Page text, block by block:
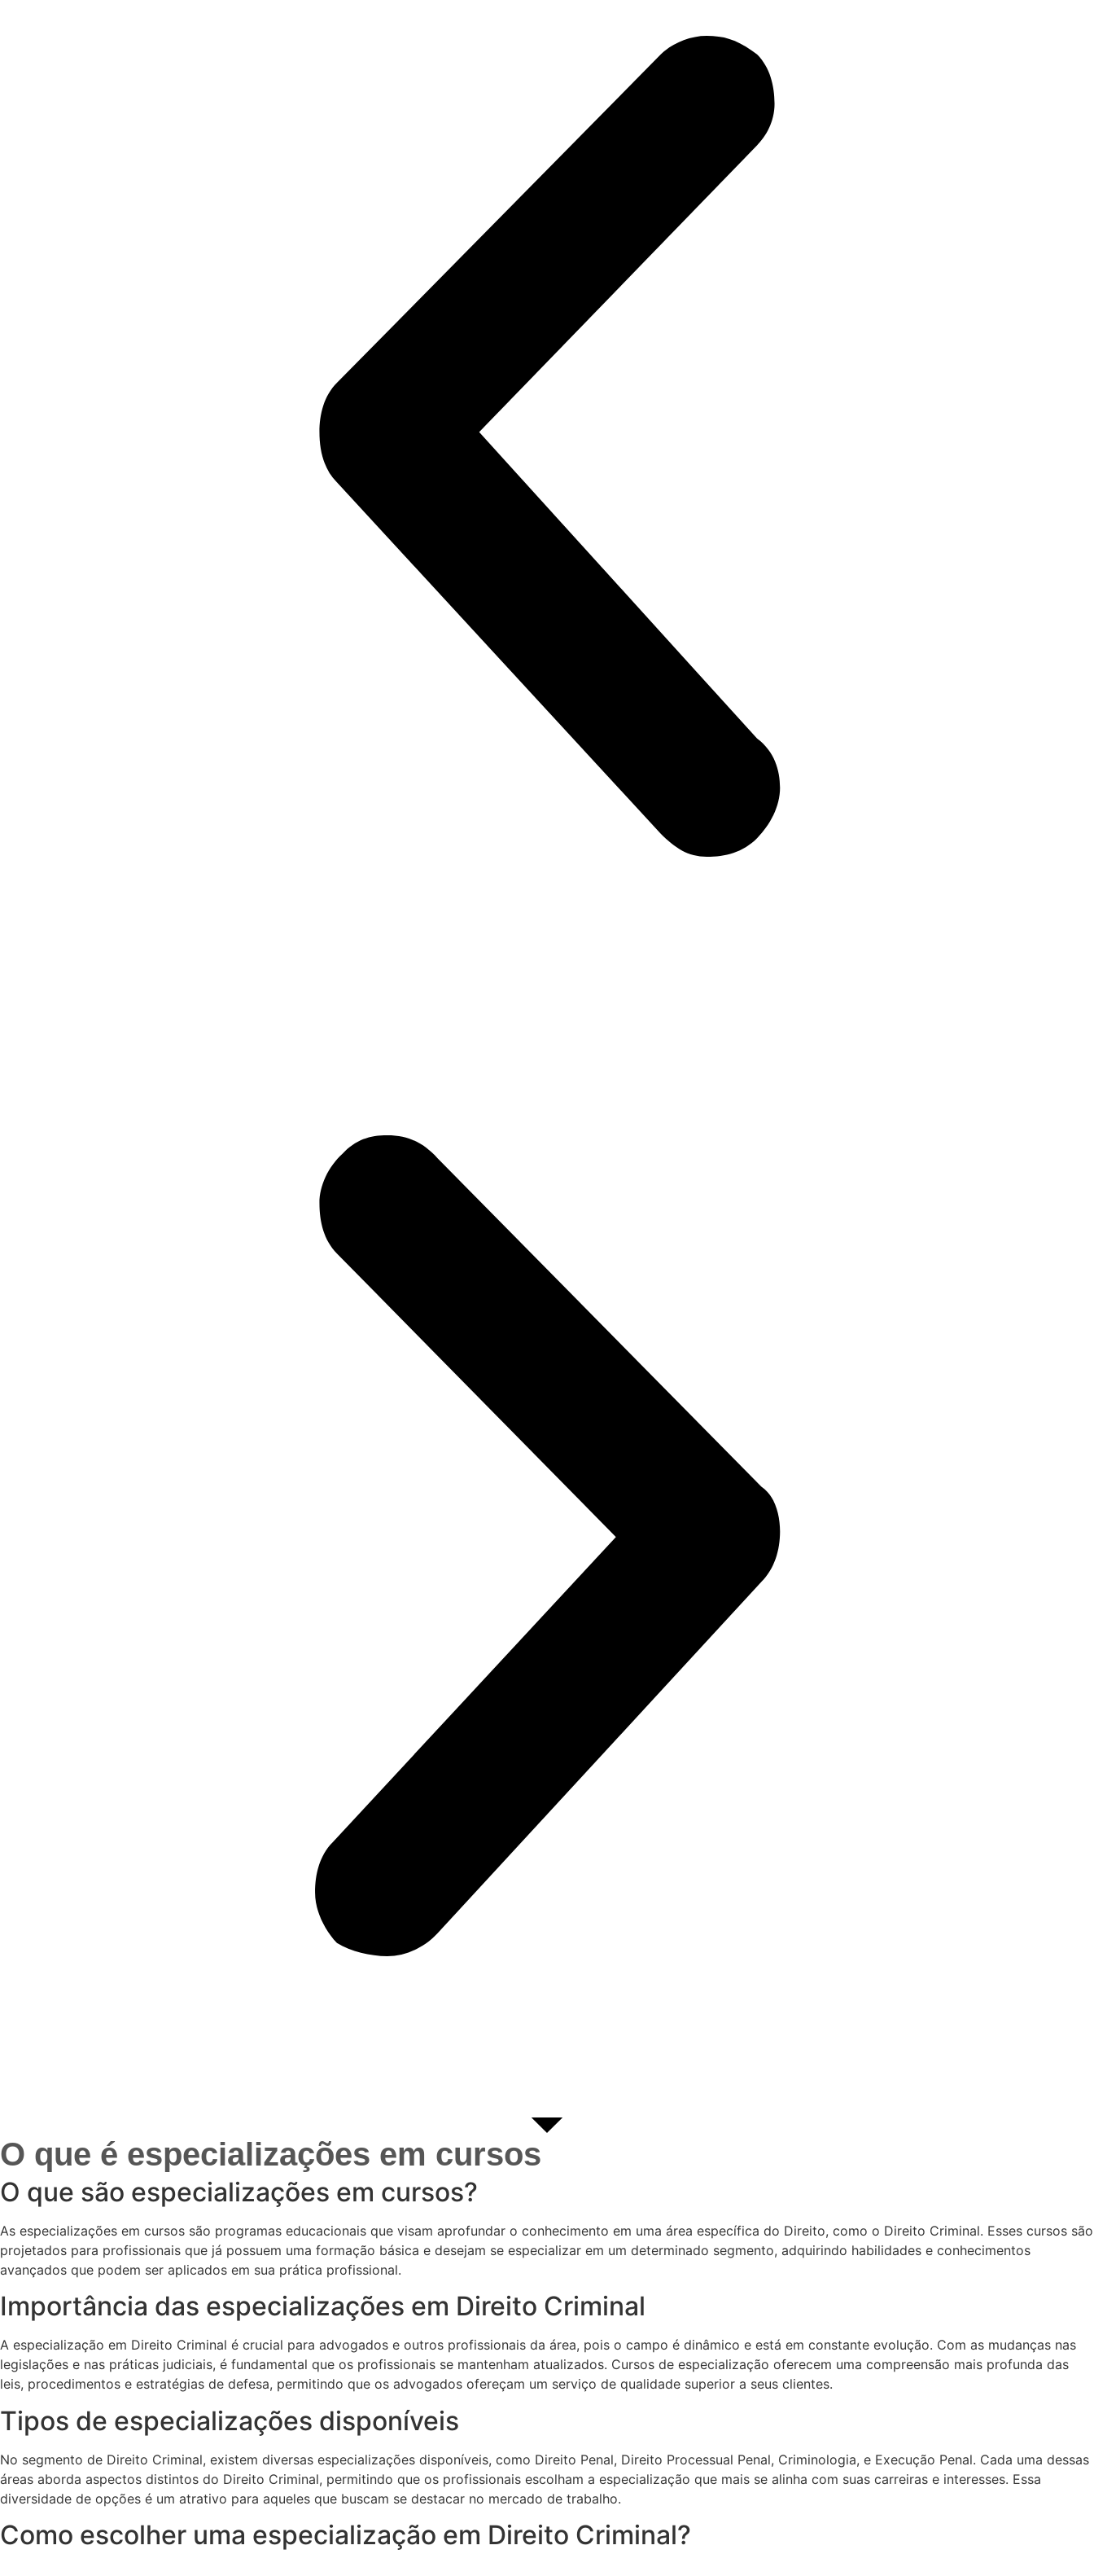
O que é especializações em cursos
O que são especializações em cursos?
As especializações em cursos são programas educacionais que visam aprofundar o conhecimento em uma área específica do Direito, como o Direito Criminal. Esses cursos são
projetados para profissionais que já possuem uma formação básica e desejam se especializar em um determinado segmento, adquirindo habilidades e conhecimentos
avançados que podem ser aplicados em sua prática profissional.
Importância das especializações em Direito Criminal
A especialização em Direito Criminal é crucial para advogados e outros profissionais da área, pois o campo é dinâmico e está em constante evolução. Com as mudanças nas
legislações e nas práticas judiciais, é fundamental que os profissionais se mantenham atualizados. Cursos de especialização oferecem uma compreensão mais profunda das
leis, procedimentos e estratégias de defesa, permitindo que os advogados ofereçam um serviço de qualidade superior a seus clientes.
Tipos de especializações disponíveis
No segmento de Direito Criminal, existem diversas especializações disponíveis, como Direito Penal, Direito Processual Penal, Criminologia, e Execução Penal. Cada uma dessas
áreas aborda aspectos distintos do Direito Criminal, permitindo que os profissionais escolham a especialização que mais se alinha com suas carreiras e interesses. Essa
diversidade de opções é um atrativo para aqueles que buscam se destacar no mercado de trabalho.
Como escolher uma especialização em Direito Criminal?